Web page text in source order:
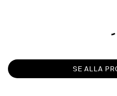
SE ALLA